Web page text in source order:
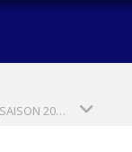
PG1 : PETITS GAILLARDS (SAISON 2025-2026)